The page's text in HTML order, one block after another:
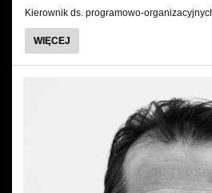
Kierownik ds. programowo-
WIĘCEJ
PAWEŁ